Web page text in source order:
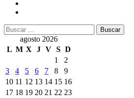
Buscar:
agosto 2026
L M X J V S D
1
2
3
4 5 6 7 8
9
10 11 12 13 14 15 16
17 18 19 20 21 22 23